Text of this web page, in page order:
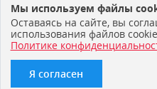
ЗАПОЛНЕНИЕ И
ПОДРАЗУМЕВАЕТ
ПОЛИТИКОЙ
ПОДБОР
Мы используем файлы
Оставаясь на сайте, вы
использования файлов
Политике
Я согласен